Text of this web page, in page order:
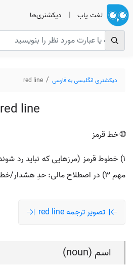
لغت یاب | دیکشنری‌ها
دیکشنری انگلیسی به فارسی red line
red line
🌐 خط قرمز
مهم ۳) در اصطلاح مالی: حدِ هشدار/خطر.
تصویر ترجمه red line
اسم (noun)